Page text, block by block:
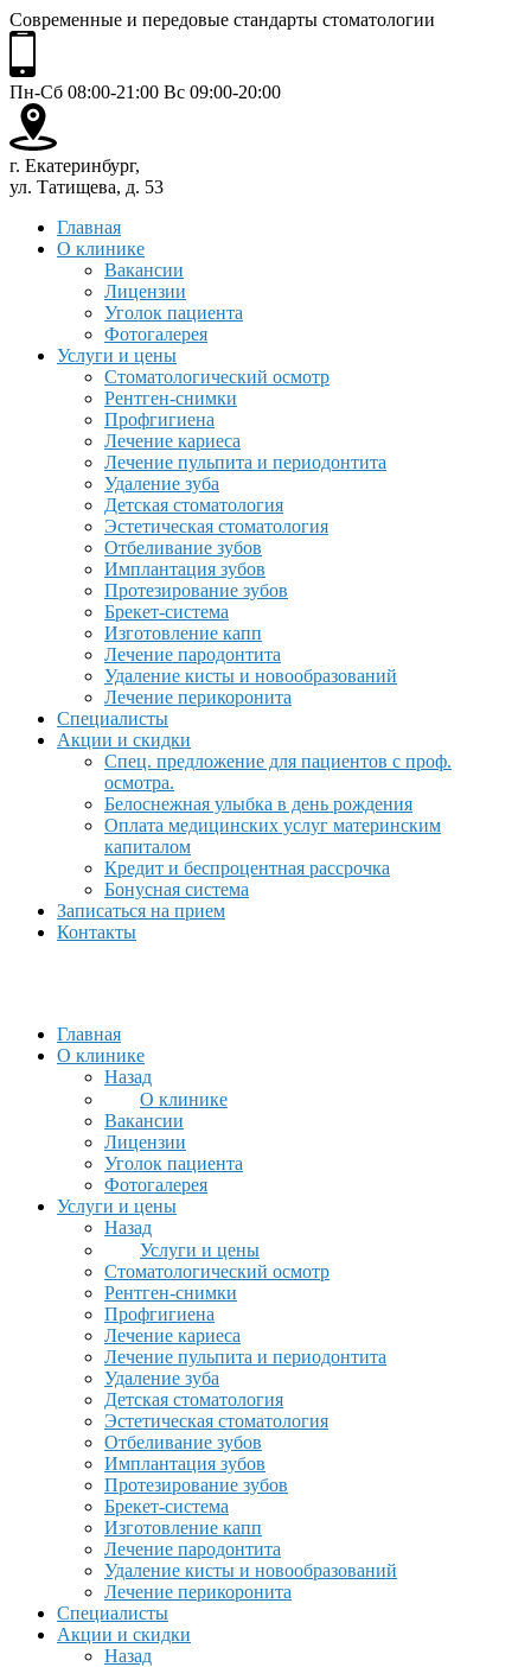
Современные и передовые стандарты стоматологии
Пн-Сб 08:00-21:00 Вс 09:00-20:00
г. Екатеринбург,
ул. Татищева, д. 53
Главная
О клинике
Вакансии
Лицензии
Уголок пациента
Фотогалерея
Услуги и цены
Стоматологический осмотр
Рентген-снимки
Профгигиена
Лечение кариеса
Лечение пульпита и периодонтита
Удаление зуба
Детская стоматология
Эстетическая стоматология
Отбеливание зубов
Имплантация зубов
Протезирование зубов
Брекет-система
Изготовление капп
Лечение пародонтита
Удаление кисты и новообразований
Лечение перикоронита
Специалисты
Акции и скидки
Спец. предложение для пациентов с проф.
осмотра.
Белоснежная улыбка в день рождения
Оплата медицинских услуг материнским
капиталом
Кредит и беспроцентная рассрочка
Бонусная система
Записаться на прием
Контакты
Главная
О клинике
Назад
О клинике
Вакансии
Лицензии
Уголок пациента
Фотогалерея
Услуги и цены
Назад
Услуги и цены
Стоматологический осмотр
Рентген-снимки
Профгигиена
Лечение кариеса
Лечение пульпита и периодонтита
Удаление зуба
Детская стоматология
Эстетическая стоматология
Отбеливание зубов
Имплантация зубов
Протезирование зубов
Брекет-система
Изготовление капп
Лечение пародонтита
Удаление кисты и новообразований
Лечение перикоронита
Специалисты
Акции и скидки
Назад